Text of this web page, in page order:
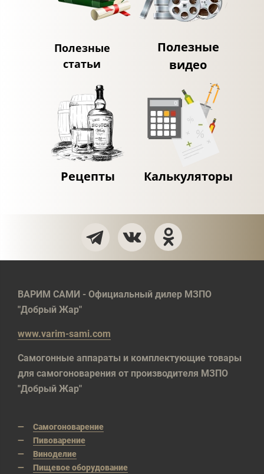
Полезные
статьи
Полезные
видео
Рецепты Калькуляторы
ВАРИМ САМИ - Официальный дилер МЗПО
"Добрый Жар"
www.varim-sami.com
Самогонные аппараты и комплектующие товары
для самогоноварения от производителя МЗПО
"Добрый Жар"
Самогоноварение
Пивоварение
Виноделие
Пищевое оборудование